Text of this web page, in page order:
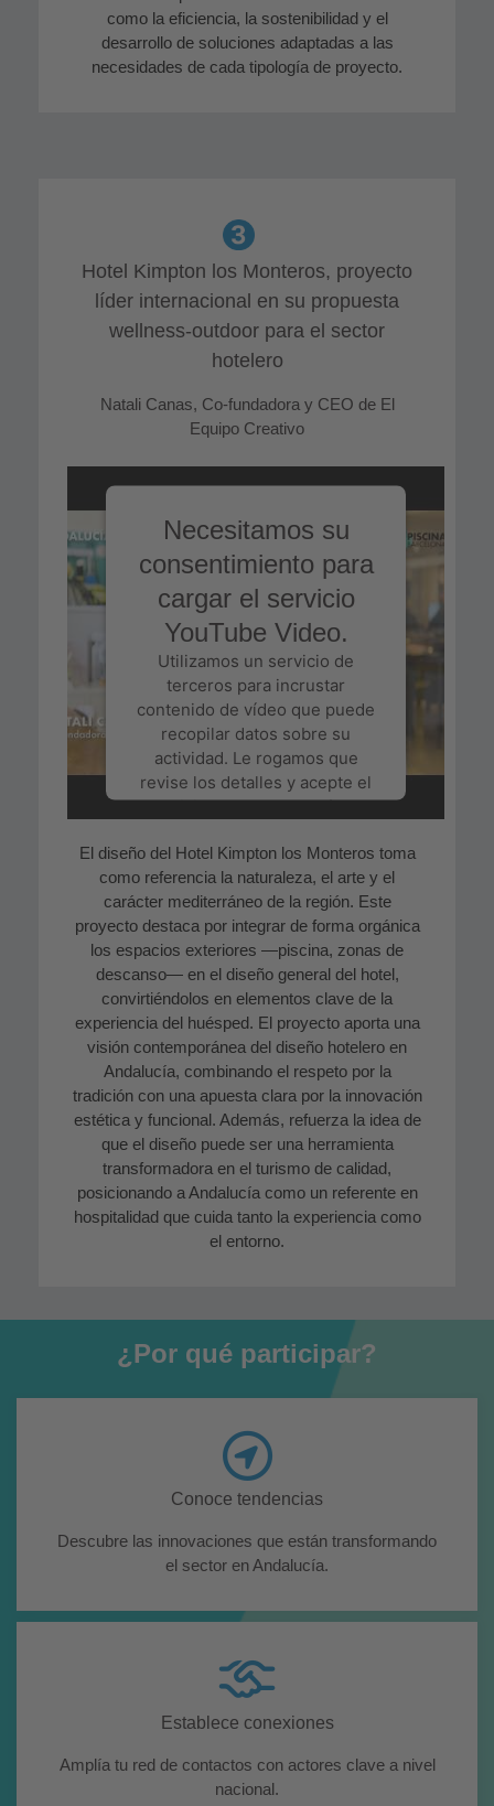
como la eficiencia, la sostenibilidad y el
desarrollo de soluciones adaptadas a las
necesidades de cada tipología de proyecto.
Hotel Kimpton los Monteros, proyecto
líder internacional en su propuesta
wellness-outdoor para el sector
hotelero
Natali Canas, Co-fundadora y CEO de El
Equipo Creativo
Necesitamos su
consentimiento para
cargar el servicio
YouTube Video.
Utilizamos un servicio de
terceros para incrustar
contenido de vídeo que puede
recopilar datos sobre su
actividad. Le rogamos que
revise los detalles y acepte el
servicio para ver este vídeo.
Más información
Aceptar
Powered by Usercentrics
Consent Management Platform
El diseño del Hotel Kimpton los Monteros toma
como referencia la naturaleza, el arte y el
carácter mediterráneo de la región. Este
proyecto destaca por integrar de forma orgánica
los espacios exteriores —piscina, zonas de
descanso— en el diseño general del hotel,
convirtiéndolos en elementos clave de la
experiencia del huésped. El proyecto aporta una
visión contemporánea del diseño hotelero en
Andalucía, combinando el respeto por la
tradición con una apuesta clara por la innovación
estética y funcional. Además, refuerza la idea de
que el diseño puede ser una herramienta
transformadora en el turismo de calidad,
posicionando a Andalucía como un referente en
hospitalidad que cuida tanto la experiencia como
el entorno.
¿Por qué participar?
Conoce tendencias
Descubre las innovaciones que están transformando
el sector en Andalucía.
Establece conexiones
Amplía tu red de contactos con actores clave a nivel
nacional.